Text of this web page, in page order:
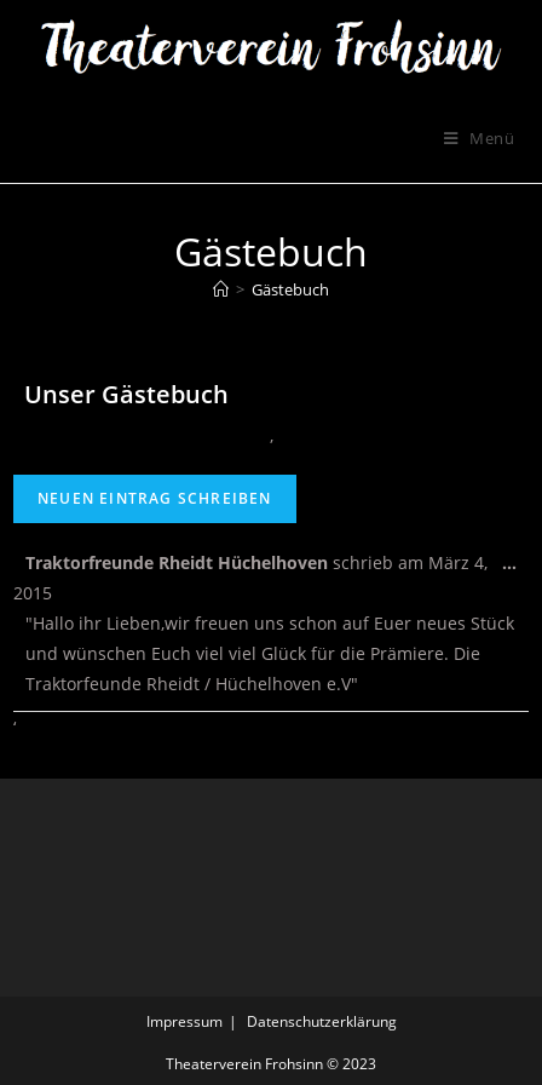
Menü
Gästebuch
> Gästebuch
Unser Gästebuch
‚
Traktorfreunde Rheidt Hüchelhoven schrieb am März 4,
2015
"Hallo ihr Lieben,wir freuen uns schon auf Euer neues Stück
und wünschen Euch viel viel Glück für die Prämiere. Die
Traktorfeunde Rheidt / Hüchelhoven e.V"
…
‘
Impressum Datenschutzerklärung
Theaterverein Frohsinn © 2023